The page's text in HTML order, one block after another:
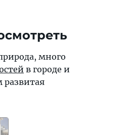
много
в городе и
развитая